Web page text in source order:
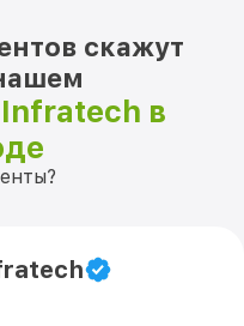
скажут
Infratech в